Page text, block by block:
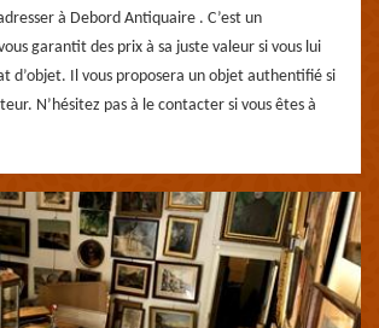
à Debord Antiquaire . C’est un
garantit des prix à sa juste valeur si vous lui
d’objet. Il vous proposera un objet authentifié si
N’hésitez pas à le contacter si vous êtes à